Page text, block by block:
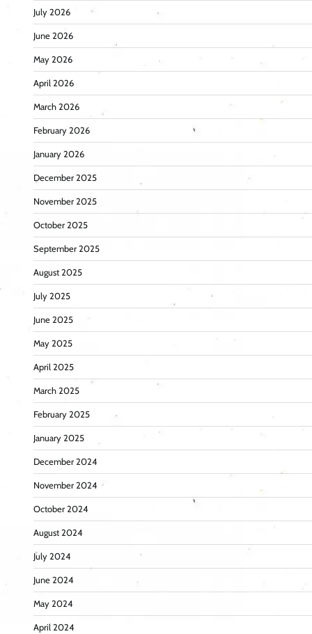
July 2026
June 2026
May 2026
April 2026
March 2026
February 2026
January 2026
December 2025
November 2025
October 2025
September 2025
August 2025
July 2025
June 2025
May 2025
April 2025
March 2025
February 2025
January 2025
December 2024
November 2024
October 2024
August 2024
July 2024
June 2024
May 2024
April 2024